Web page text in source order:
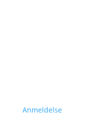
Anmeldelse